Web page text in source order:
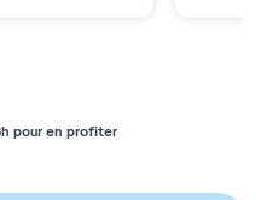
pour en profiter